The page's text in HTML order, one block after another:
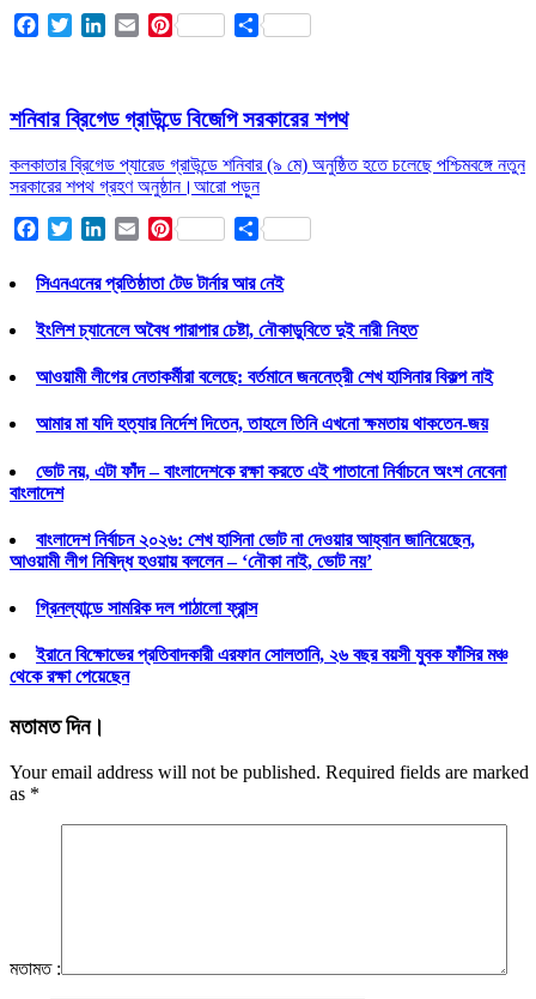
FacebookTwitterLinkedIn
EmailPinterest Share
শনিবার ব্রিগেড গ্রাউন্ডে বিজেপি সরকারের শপথ
কলকাতার ব্রিগেড প্যারেড গ্রাউন্ডে শনিবার (৯ মে) অনুষ্ঠিত হতে চলেছে পশ্চিমবঙ্গে নতুন
সরকারের শপথ গ্রহণ অনুষ্ঠান। আরো পড়ুন
FacebookTwitterLinkedIn
EmailPinterest Share
সিএনএনের প্রতিষ্ঠাতা টেড টার্নার আর নেই
ইংলিশ চ্যানেলে অবৈধ পারাপার চেষ্টা, নৌকাডুবিতে দুই নারী নিহত
আওয়ামী লীগের নেতাকর্মীরা বলেছে: বর্তমানে জননেত্রী শেখ হাসিনার বিকল্প নাই
আমার মা যদি হত্যার নির্দেশ দিতেন, তাহলে তিনি এখনো ক্ষমতায় থাকতেন-জয়
ভোট নয়, এটা ফাঁদ – বাংলাদেশকে রক্ষা করতে এই পাতানো নির্বাচনে অংশ নেবেনা
বাংলাদেশ
বাংলাদেশ নির্বাচন ২০২৬: শেখ হাসিনা ভোট না দেওয়ার আহ্বান জানিয়েছেন,
আওয়ামী লীগ নিষিদ্ধ হওয়ায় বললেন – ‘নৌকা নাই, ভোট নয়’
গ্রিনল্যান্ডে সামরিক দল পাঠালো ফ্রান্স
ইরানে বিক্ষোভের প্রতিবাদকারী এরফান সোলতানি, ২৬ বছর বয়সী যুবক ফাঁসির মঞ্চ
থেকে রক্ষা পেয়েছেন
মতামত দিন।
Your email address will not be published. Required fields are marked
as *
মতামত :